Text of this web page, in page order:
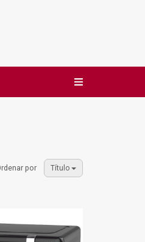
por Título